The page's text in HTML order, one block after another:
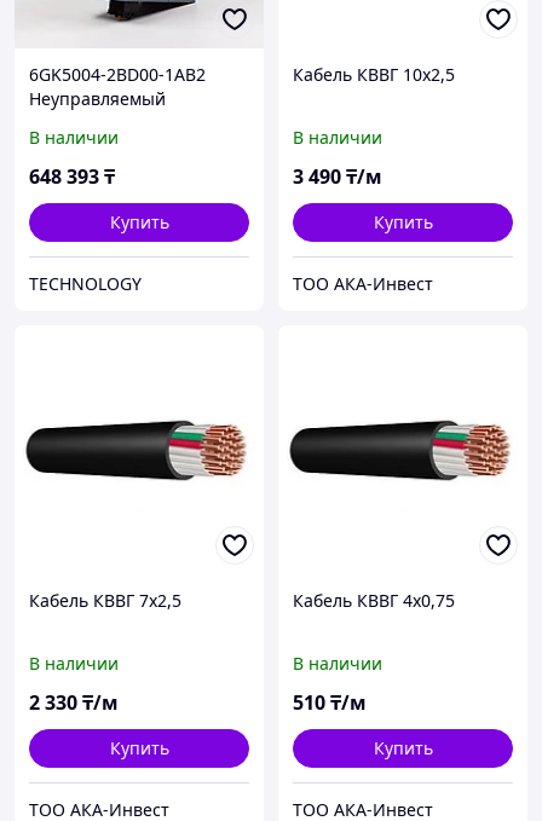
6GK5004-2BD00-1AB2
Неуправляемый
коммутатор SCALANCE
XB004-2 оптоволоконо SC
В наличии
648 393₸
Купить
TECHNOLOGY
Кабель КВВГ 10x2,5
В наличии
3 490₸/м
Купить
ТОО АКА-Инвест
Кабель КВВГ 7x2,5
В наличии
2 330₸/м
Купить
ТОО АКА-Инвест
Кабель КВВГ 4x0,75
В наличии
510₸/м
Купить
ТОО АКА-Инвест